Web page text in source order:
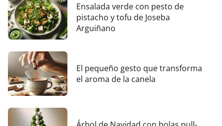
Ensalada verde con pesto de
pistacho y tofu de Joseba
Arguiñano
El pequeño gesto que transforma
el aroma de la canela